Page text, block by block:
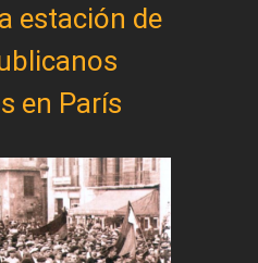
estación de
en París